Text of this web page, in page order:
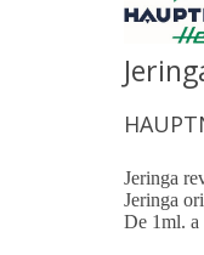
Jeringa
Jeringa
De 1ml. a